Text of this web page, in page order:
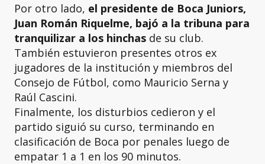
Por otro lado, el presidente de Boca Juniors,
Juan Román Riquelme, bajó a la tribuna para
tranquilizar a los hinchas de su club.
También estuvieron presentes otros ex
jugadores de la institución y miembros del
Consejo de Fútbol, como Mauricio Serna y
Raúl Cascini.
Finalmente, los disturbios cedieron y el
partido siguió su curso, terminando en
clasificación de Boca por penales luego de
empatar 1 a 1 en los 90 minutos.